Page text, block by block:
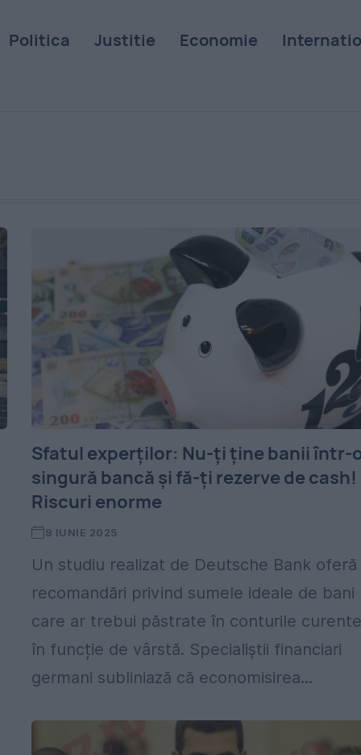
Politica Justitie Economie
Sfatul experților: Nu-ți ține banii într-
singură bancă și fă-ți rezerve de cash!
Riscuri enorme
9 IUNIE 2025
Un studiu realizat de Deutsche Bank oferă
recomandări privind sumele ideale de bani
care ar trebui păstrate în conturile
în funcție de vârstă. Specialiștii financiari
germani subliniază că economisirea...